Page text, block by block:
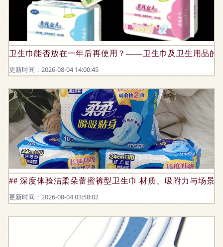
卫生巾能否放在一年后再使用？——卫生巾及卫生用品的
更新时间：2026-08-04 14:00:45
## 深度体验洁柔朵蕾蜜裤型卫生巾 材质、吸附力与场景
更新时间：2026-08-04 03:58:02